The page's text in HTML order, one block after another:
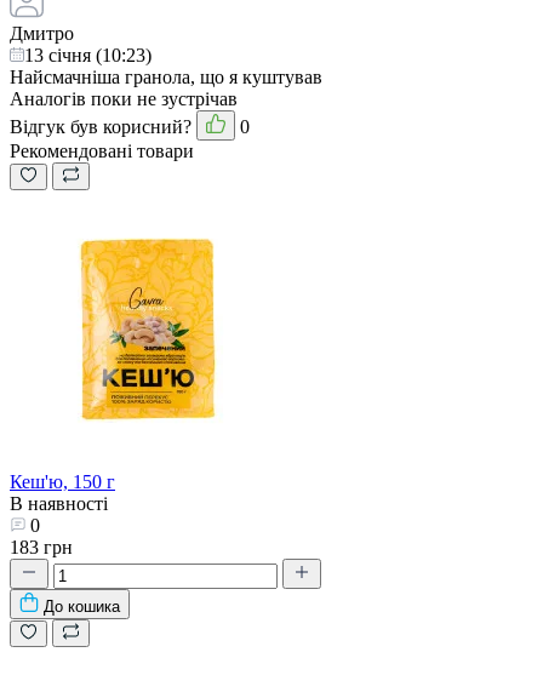
Дмитро
13 cічня (10:23)
Найсмачніша гранола, що я куштував
Аналогів поки не зустрічав
Відгук був корисний?
0
Рекомендовані товари
Кеш'ю, 150 г
В наявності
0
183 грн
До кошика